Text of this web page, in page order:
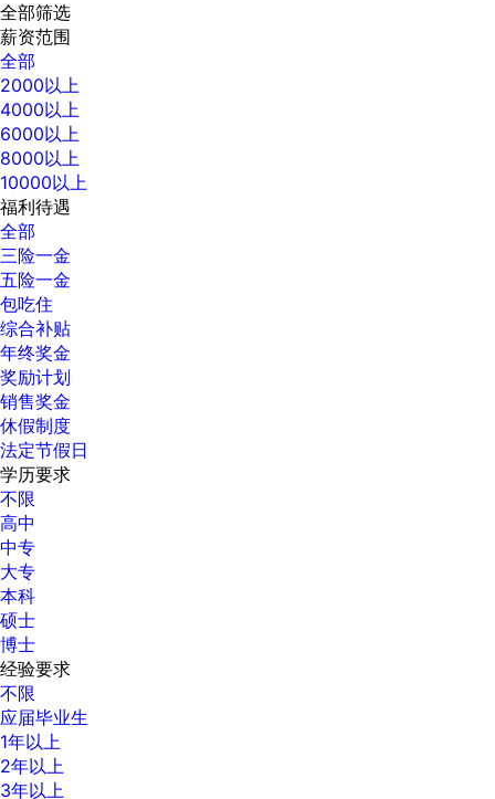
全部筛选
薪资范围
全部
2000以上
4000以上
6000以上
8000以上
10000以上
福利待遇
全部
三险一金
五险一金
包吃住
综合补贴
年终奖金
奖励计划
销售奖金
休假制度
法定节假日
学历要求
不限
高中
中专
大专
本科
硕士
博士
经验要求
不限
应届毕业生
1年以上
2年以上
3年以上